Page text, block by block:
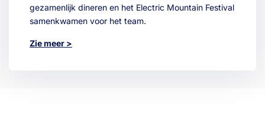
gezamenlijk dineren en het Electric Mountain Festival
samenkwamen voor het team.
Zie meer >